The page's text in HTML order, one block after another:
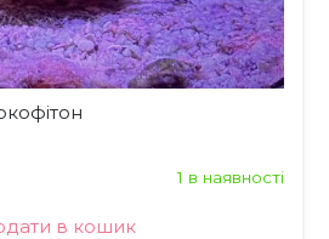
1 в наявності
в кошик